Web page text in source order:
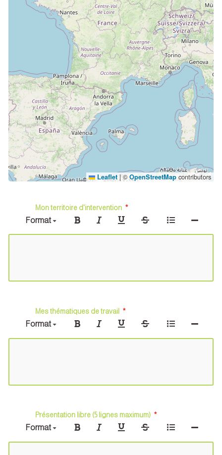
Leaflet |©OpenStreetMap contributors
Mon territoire d'intervention
Format
Mes thématiques de travail
Format
Présentation libre (5 lignes maximum)
Format